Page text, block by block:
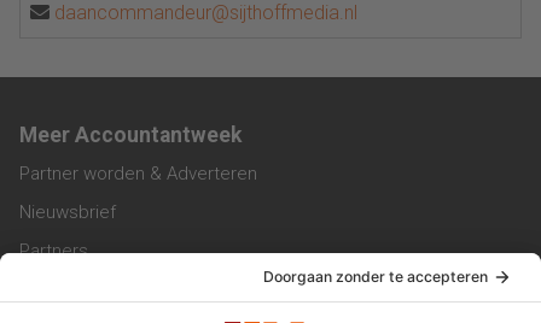
daancommandeur@sijthoffmedia.nl
Meer Accountantweek
Partner worden & Adverteren
Nieuwsbrief
Partners